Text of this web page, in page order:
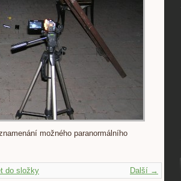
možného paranormálního
Další →
do složky